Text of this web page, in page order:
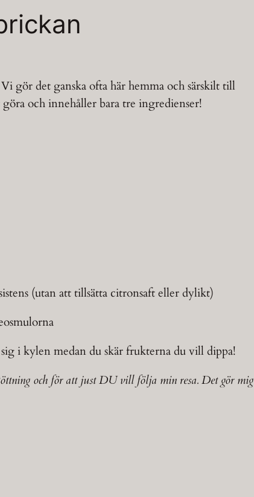
gör det ganska ofta här hemma och särskilt till
och innehåller bara tre ingredienser!
(utan att tillsätta citronsaft eller dylikt)
i kylen medan du skär frukterna du vill dippa!
och för att just DU vill följa min resa. Det gör mig